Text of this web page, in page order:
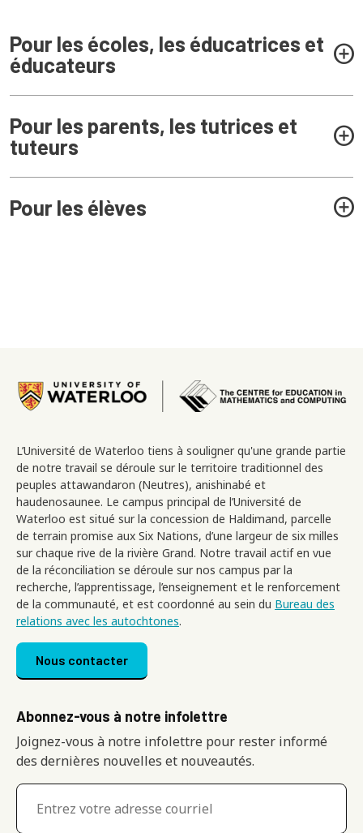
Pour les écoles, les éducatrices et
éducateurs
Pour les parents, les tutrices et
tuteurs
Pour les élèves
Image
L’Université de Waterloo tiens à souligner qu'une grande partie
de notre travail se déroule sur le territoire traditionnel des
peuples attawandaron (Neutres), anishinabé et
haudenosaunee. Le campus principal de l’Université de
Waterloo est situé sur la concession de Haldimand, parcelle
de terrain promise aux Six Nations, d’une largeur de six milles
sur chaque rive de la rivière Grand. Notre travail actif en vue
de la réconciliation se déroule sur nos campus par la
recherche, l’apprentissage, l’enseignement et le renforcement
de la communauté, et est coordonné au sein du Bureau des
relations avec les autochtones.
Footer menu
Nous contacter
Abonnez-vous à notre infolettre
Joignez-vous à notre infolettre pour rester informé
des dernières nouvelles et nouveautés.